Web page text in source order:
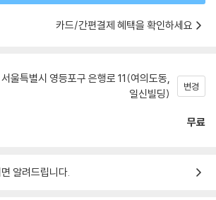
카드/간편결제 혜택을 확인하세요
서울특별시 영등포구 은행로 11(여의도동,
일신빌딩)
변경
무료
알려드립니다.